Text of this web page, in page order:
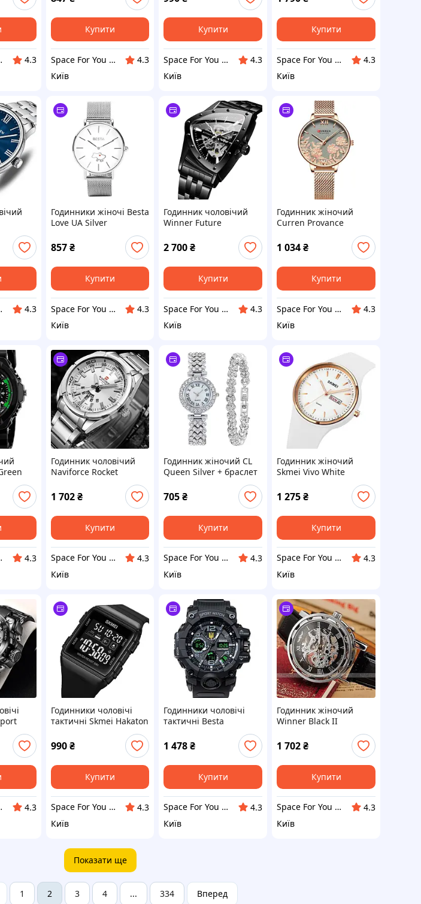
4.3
Купити
Space For You UA - STORE
4.3
Київ
Купити
Space For You UA - STORE
4.3
Київ
Купити
Space For You UA - STORE
4.3
Київ
4.3
Годинники жіночі Besta
Love UA Silver
857 ₴
Купити
Space For You UA - STORE
4.3
Київ
Годинник чоловічий
Winner Future
2 700₴
Купити
Space For You UA - STORE
4.3
Київ
Годинник жіночий
Curren Provance
1 034₴
Купити
Space For You UA - STORE
4.3
Київ
12
4.3
Годинник чоловічий
Naviforce Rocket
1 702 ₴
Купити
Space For You UA - STORE
4.3
Київ
Годинник жіночий CL
Queen Silver + браслет
705₴
Купити
Space For You UA - STORE
4.3
Київ
Годинник жіночий
Skmei Vivo White
1 275₴
Купити
Space For You UA - STORE
4.3
Київ
4.3
Годинники чоловічі
тактичні Skmei Hakaton
990 ₴
Купити
Space For You UA - STORE
4.3
Київ
Годинники чоловічі
тактичні Besta
1 478₴
Купити
Space For You UA - STORE
4.3
Київ
Годинник жіночий
Winner Black II
1 702₴
Купити
Space For You UA - STORE
4.3
Київ
Показати ще
1 2 3 4 ... 334 Вперед